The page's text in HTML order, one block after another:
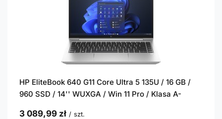
HP EliteBook 640 G11 Core Ultra 5 135U / 16 GB /
960 SSD / 14'' WUXGA / Win 11 Pro / Klasa A-
3 089,99 zł / szt.